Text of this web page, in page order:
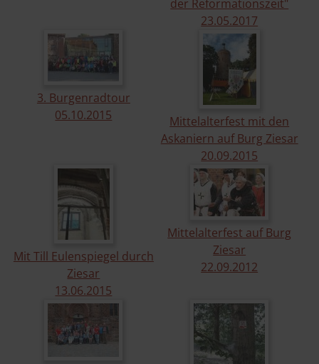
der Reformationszeit"
23.​05.​2017
3. Burgenradtour
05.​10.​2015
Mittelalterfest mit den
Askaniern auf Burg Ziesar
20.​09.​2015
Mit Till Eulenspiegel durch
Ziesar
13.​06.​2015
Mittelalterfest auf Burg
Ziesar
22.​09.​2012